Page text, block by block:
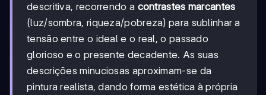
descritiva, recorrendo a contrastes marcantes
(luz/sombra, riqueza/pobreza) para sublinhar a
tensão entre o ideal e o real, o passado
glorioso e o presente decadente. As suas
descrições minuciosas aproximam-se da
pintura realista, dando forma estética à própria